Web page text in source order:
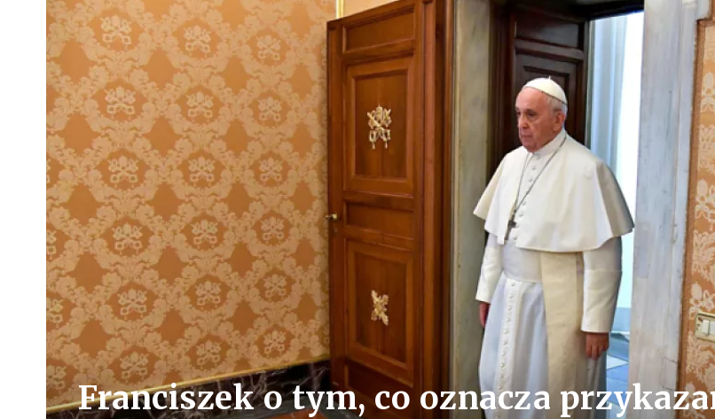
Franciszek o tym, co oznacza